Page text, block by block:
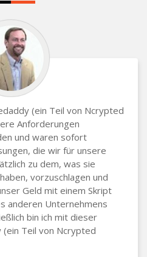
(ein Teil von Ncrypted
Anforderungen
und waren sofort
die wir für unsere
zu dem, was sie
vorzuschlagen und
Geld mit einem Skript
anderen Unternehmens
bin ich mit dieser
(ein Teil von Ncrypted